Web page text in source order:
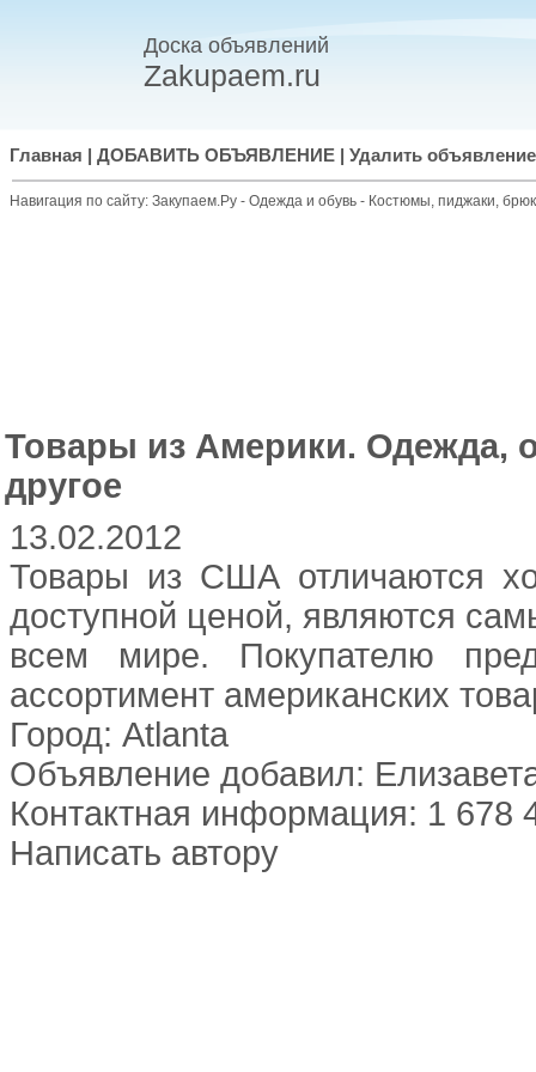
Доска объявлений
Zakupaem.ru
Главная ДОБАВИТЬ ОБЪЯВЛЕНИЕ Удалить объявление
Навигация по сайту: Закупаем.Ру - Одежда и обувь - Костюмы, пиджаки,
Товары из Америки. Одежда,
другое
13.02.2012
Товары из США отличаются
доступной ценой, являются
всем мире. Покупателю
ассортимент американских
Город: Atlanta
Объявление добавил:
Контактная информация: 1 678
Написать автору